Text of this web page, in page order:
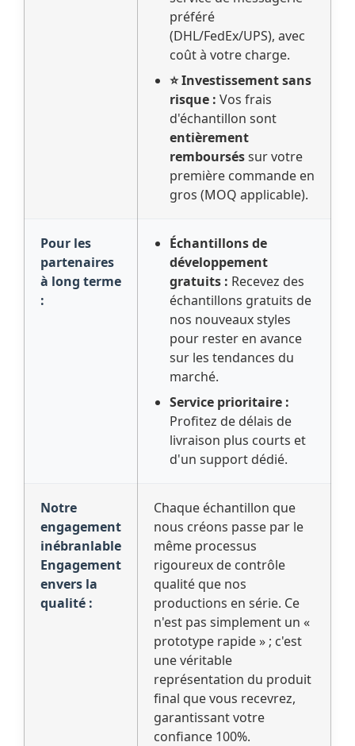
préféré
(DHL/FedEx/UPS), avec
coût à votre charge.
⭐ Investissement sans
risque : Vos frais
d'échantillon sont
entièrement
rembourséssur votre
première commande en
gros (MOQ applicable).
Pour les
partenaires
à long terme
:
Échantillons de
développement
gratuits : Recevez des
échantillons gratuits de
nos nouveaux styles
pour rester en avance
sur les tendances du
marché.
Service prioritaire :
Profitez de délais de
livraison plus courts et
d'un support dédié.
Notre
engagement
inébranlable
Engagement
envers la
qualité :
Chaque échantillon que
nous créons passe par le
même processus
rigoureux de contrôle
qualité que nos
productions en série. Ce
n'est pas simplement un «
prototype rapide » ; c'est
une véritable
représentation du produit
final que vous recevrez,
garantissant votre
confiance 100%.